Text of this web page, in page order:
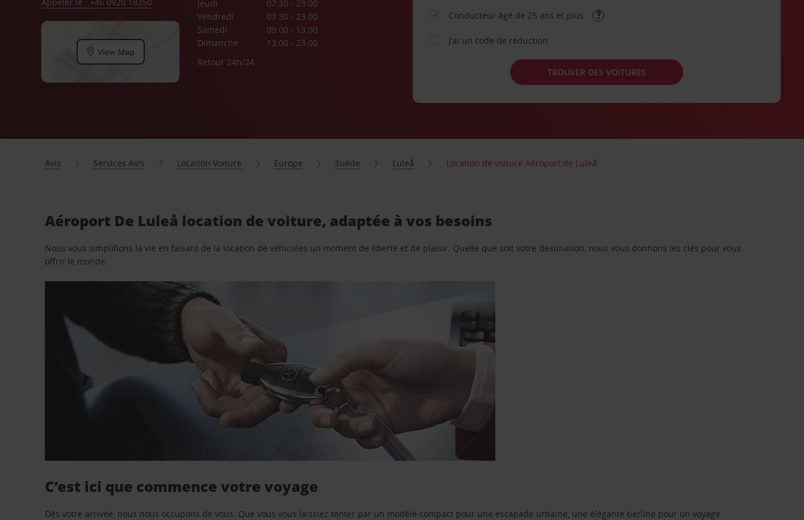
View Map
Jeudi
07:30 - 23:00
Vendredi
07:30 - 23:00
Samedi
09:00 - 13:00
Dimanche
13:00 - 23:00
Retour 24h/24
Conducteur âgé de 25 ans et plus
J’ai un code de réduction
TROUVER DES VOITURES
Avis Services Avis Location Voiture Europe Suède Luleå Location de voiture Aéroport de Luleå
Aéroport De Luleå location de voiture, adaptée à vos besoins
Nous vous simplifions la vie en faisant de la location de véhicules un moment de liberté et de plaisir. Quelle que soit votre destination, nous vous donnons les clés pour vous
offrir le monde.
C’est ici que commence votre voyage
Dès votre arrivée, nous nous occupons de vous. Que vous vous laissiez tenter par un modèle compact pour une escapade urbaine, une élégante berline pour un voyage